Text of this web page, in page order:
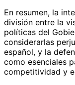
En resumen, la
división entre la
políticas del
considerarlas
español, y la
como esenciales
competitividad y